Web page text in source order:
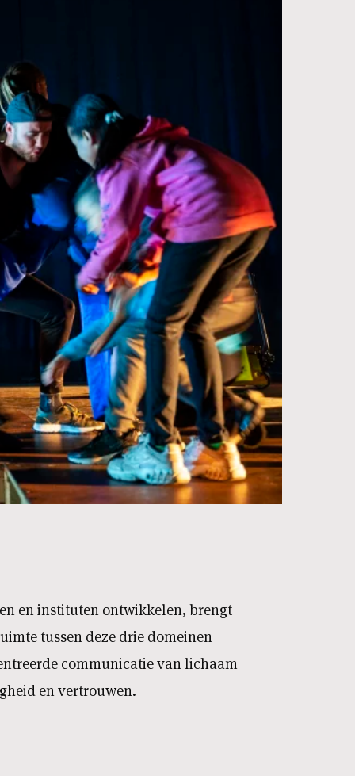
en instituten ontwikkelen, brengt
tussen deze drie domeinen
communicatie van lichaam
en vertrouwen.